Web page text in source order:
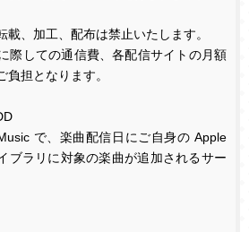
、加工、配布は禁止いたします。
際しての通信費、各配信サイトの月額
担となります。
で、楽曲配信日にご自身の Apple
ブラリに対象の楽曲が追加されるサー